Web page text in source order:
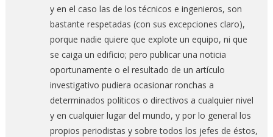
y en el caso las de los técnicos e ingenieros, son
bastante respetadas (con sus excepciones claro),
porque nadie quiere que explote un equipo, ni que
se caiga un edificio; pero publicar una noticia
oportunamente o el resultado de un artículo
investigativo pudiera ocasionar ronchas a
determinados políticos o directivos a cualquier nivel
y en cualquier lugar del mundo, y por lo general los
propios periodistas y sobre todos los jefes de éstos,